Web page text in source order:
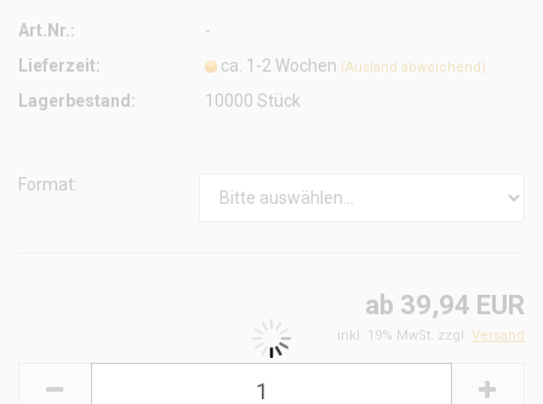
Art.Nr.:
-
Lieferzeit:
ca. 1-2 Wochen (Ausland abweichend)
Lagerbestand: 10000Stück
Format:
ab 39,94 EUR
inkl. 19% MwSt. zzgl. Versand